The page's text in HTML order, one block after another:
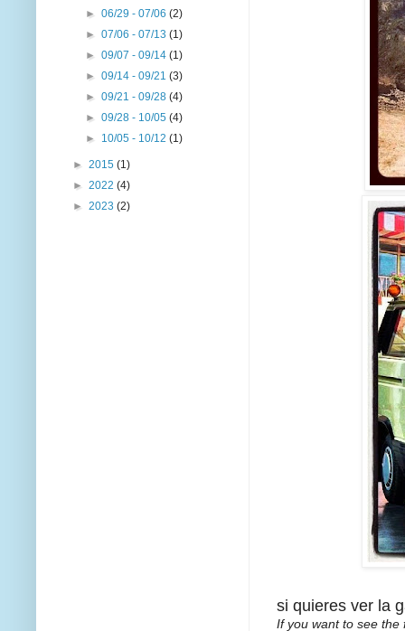
si quieres ver la
If you want to see the
►06/29 - 07/06(2)
►07/06 - 07/13(1)
►09/07 - 09/14(1)
►09/14 - 09/21(3)
►09/21 - 09/28(4)
►09/28 - 10/05(4)
► 10/05 - 10/12(1)
► 2015 (1)
► 2022 (4)
► 2023 (2)